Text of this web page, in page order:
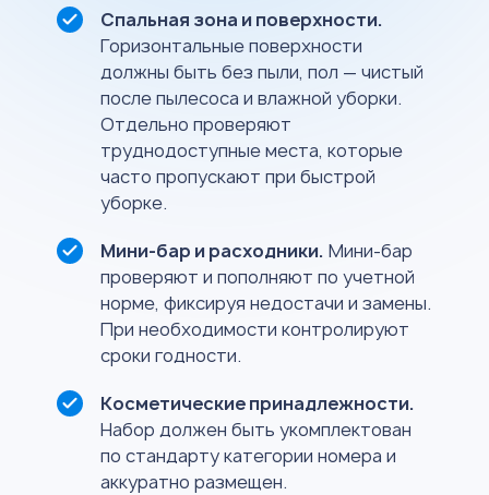
Спальная зона и поверхности.
Горизонтальные поверхности
должны быть без пыли, пол — чистый
после пылесоса и влажной уборки.
Отдельно проверяют
труднодоступные места, которые
часто пропускают при быстрой
уборке.
Мини-бар и расходники. Мини-бар
проверяют и пополняют по учетной
норме, фиксируя недостачи и замены.
При необходимости контролируют
сроки годности.
Косметические принадлежности.
Набор должен быть укомплектован
по стандарту категории номера и
аккуратно размещен.